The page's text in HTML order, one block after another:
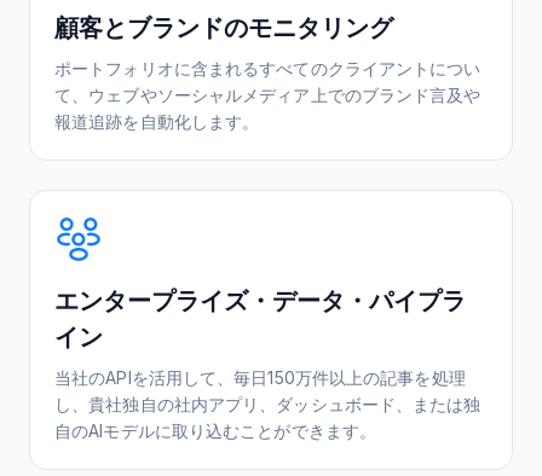
顧客とブランドのモニタリング
ポートフォリオに含まれるすべてのクライアントについ
て、ウェブやソーシャルメディア上でのブランド言及や
報道追跡を自動化します。
エンタープライズ・データ・パイプラ
イン
当社のAPIを活用して、毎日150万件以上の記事を処理
し、貴社独自の社内アプリ、ダッシュボード、または独
自のAIモデルに取り込むことができます。